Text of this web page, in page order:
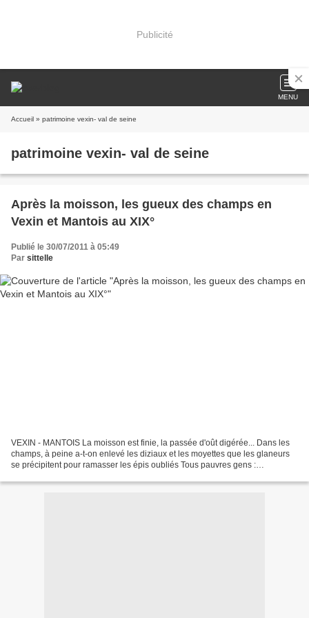
Publicité
MENU
Accueil » patrimoine vexin- val de seine
patrimoine vexin- val de seine
Après la moisson, les gueux des champs en
Vexin et Mantois au XIX°
Publié le 30/07/2011 à 05:49
Par sittelle
VEXIN - MANTOIS La moisson est finie, la passée d'oût digérée... Dans les
champs, à peine a-t-on enlevé les diziaux et les moyettes que les glaneurs
se précipitent pour ramasser les épis oubliés Tous pauvres gens :